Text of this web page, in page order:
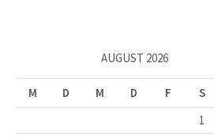
AUGUST 2026
M D M D F S
1